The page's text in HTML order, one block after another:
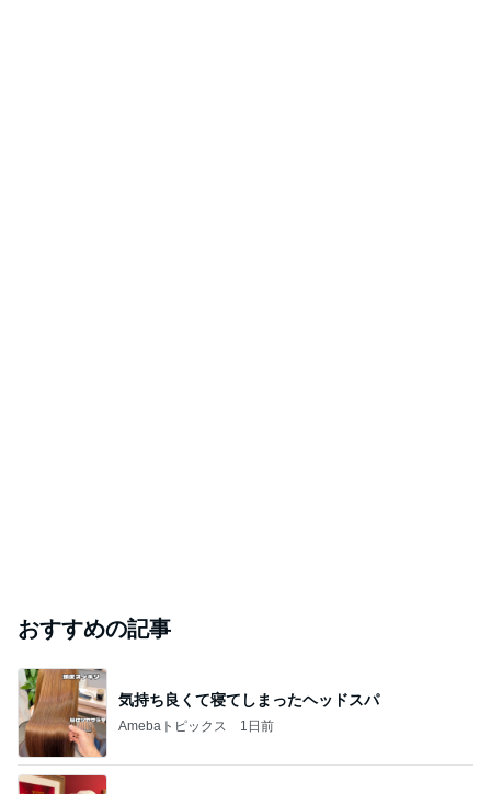
おすすめの記事
気持ち良くて寝てしまったヘッドスパ
Amebaトピックス 1日前